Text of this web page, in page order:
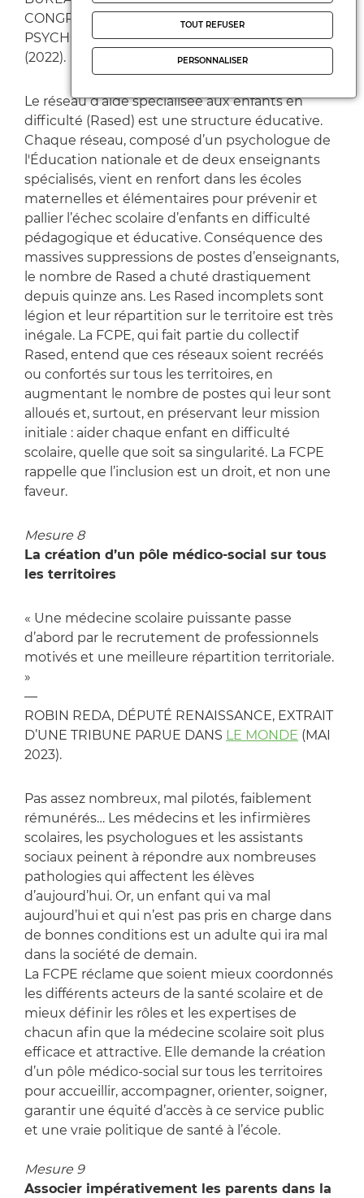
CONGRÈS DE L’ASSOCIATION FRANÇAISE DES
PSYCHOLOGUES DE L’ÉDUCATION NATIONALE
(2022).
Le réseau d’aide spécialisée aux enfants en
difficulté (Rased) est une structure éducative.
Chaque réseau, composé d’un psychologue de
l'Éducation nationale et de deux enseignants
spécialisés, vient en renfort dans les écoles
maternelles et élémentaires pour prévenir et
pallier l’échec scolaire d’enfants en difficulté
pédagogique et éducative. Conséquence des
massives suppressions de postes d’enseignants,
le nombre de Rased a chuté drastiquement
depuis quinze ans. Les Rased incomplets sont
légion et leur répartition sur le territoire est très
inégale. La FCPE, qui fait partie du collectif
Rased, entend que ces réseaux soient recréés
ou confortés sur tous les territoires, en
augmentant le nombre de postes qui leur sont
alloués et, surtout, en préservant leur mission
initiale : aider chaque enfant en difficulté
scolaire, quelle que soit sa singularité. La FCPE
rappelle que l’inclusion est un droit, et non une
faveur.
Mesure 8
La création d’un pôle médico-social sur tous
les territoires
« Une médecine scolaire puissante passe
d’abord par le recrutement de professionnels
motivés et une meilleure répartition territoriale.
»
—
ROBIN REDA, DÉPUTÉ RENAISSANCE, EXTRAIT
D’UNE TRIBUNE PARUE DANS LE MONDE (MAI
2023).
Pas assez nombreux, mal pilotés, faiblement
rémunérés… Les médecins et les infirmières
scolaires, les psychologues et les assistants
sociaux peinent à répondre aux nombreuses
pathologies qui affectent les élèves
d’aujourd’hui. Or, un enfant qui va mal
aujourd’hui et qui n’est pas pris en charge dans
de bonnes conditions est un adulte qui ira mal
dans la société de demain.
La FCPE réclame que soient mieux coordonnés
les différents acteurs de la santé scolaire et de
mieux définir les rôles et les expertises de
chacun afin que la médecine scolaire soit plus
efficace et attractive. Elle demande la création
d’un pôle médico-social sur tous les territoires
pour accueillir, accompagner, orienter, soigner,
garantir une équité d’accès à ce service public
et une vraie politique de santé à l’école.
Mesure 9
Associer impérativement les parents dans la
TOUT REFUSER
PERSONNALISER